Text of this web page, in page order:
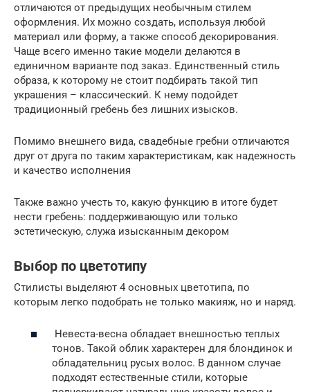
отличаются от предыдущих необычным стилем
оформления. Их можно создать, используя любой
материал или форму, а также способ декорирования.
Чаще всего именно такие модели делаются в
единичном варианте под заказ. Единственный стиль
образа, к которому не стоит подбирать такой тип
украшения – классический. К нему подойдет
традиционный гребень без лишних изысков.
Помимо внешнего вида, свадебные гребни отличаются
друг от друга по таким характеристикам, как надежность
и качество исполнения
Также важно учесть то, какую функцию в итоге будет
нести гребень: поддерживающую или только
эстетическую, служа изысканным декором
Выбор по цветотипу
Стилисты выделяют 4 основных цветотипа, по
которым легко подобрать не только макияж, но и наряд.
Невеста-весна обладает внешностью теплых
тонов. Такой облик характерен для блондинок и
обладательниц русых волос. В данном случае
подходят естественные стили, которые